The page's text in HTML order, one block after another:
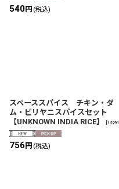
540円 (税込)
スペーススパイス チキン・ダ
ム・ビリヤニスパイスセット
【UNKNOWN INDIA RICE】
12291
756 円 (税込)